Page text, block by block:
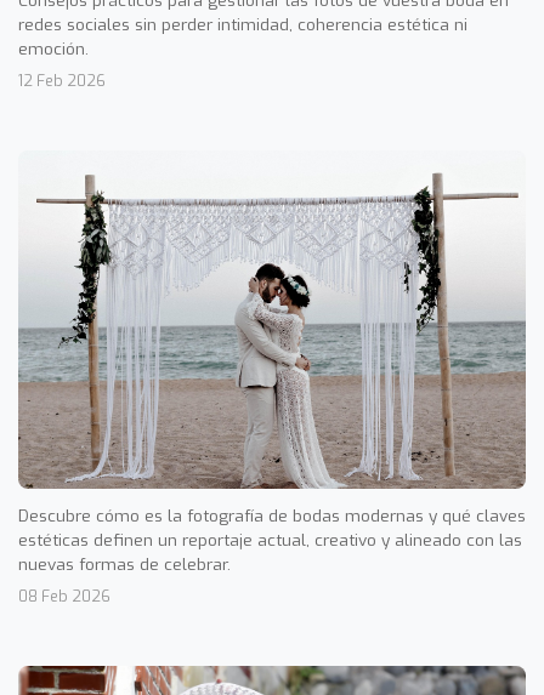
redes sociales sin perder intimidad, coherencia estética ni
emoción.
12 Feb 2026
Descubre cómo es la fotografía de bodas modernas y qué claves
estéticas definen un reportaje actual, creativo y alineado con las
nuevas formas de celebrar.
08 Feb 2026